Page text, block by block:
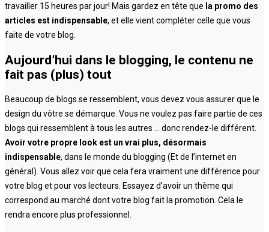
travailler 15 heures par jour! Mais gardez en tête que la promo des
articles est indispensable, et elle vient compléter celle que vous
faite de votre blog.
Aujourd’hui dans le blogging, le contenu ne
fait pas (plus) tout
Beaucoup de blogs se ressemblent, vous devez vous assurer que le
design du vôtre se démarque. Vous ne voulez pas faire partie de ces
blogs qui ressemblent à tous les autres … donc rendez-le différent.
Avoir votre propre look est un vrai plus, désormais
indispensable, dans le monde du blogging (Et de l’internet en
général). Vous allez voir que cela fera vraiment une différence pour
votre blog et pour vos lecteurs. Essayez d’avoir un thème qui
correspond au marché dont votre blog fait la promotion. Cela le
rendra encore plus professionnel.